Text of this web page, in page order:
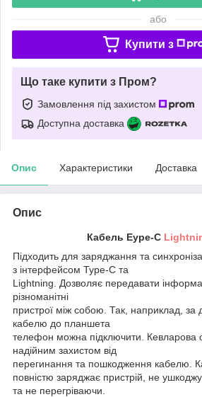
або
Купити з
Що таке купити з Пром?
Замовлення під захистом
Доступна доставка
Опис Характеристики Доставка
Опис
Кабель Еype-С
Підходить для заряджання та
з інтерфейсом Type-C та
Lightning. Дозволяє передавати
різноманітні
пристрої між собою. Так, наприклад,
кабелю до планшета
телефон можна підключити. Кевларова
надійним захистом від
перегинання та пошкодження кабелю.
повністю заряджає пристрій, не
та не перегріваючи.